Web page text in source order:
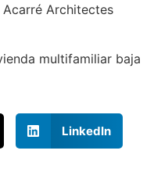
Architectes
multifamiliar baja
LinkedIn